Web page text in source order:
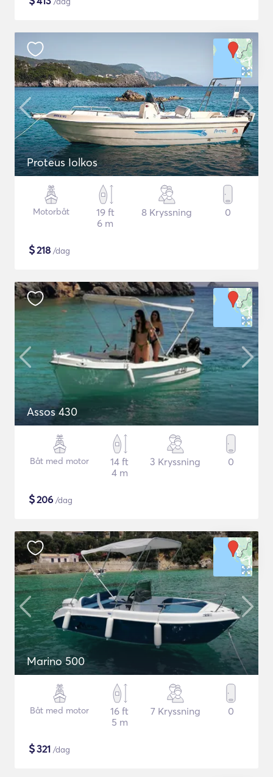
Proteus Iolkos
Motorbåt
19 ft
6 m
8 Kryssning 0
$218 /dag
Assos 430
Båt med motor
14 ft
4 m
3 Kryssning 0
$206 /dag
Marino 500
Båt med motor
16 ft
5 m
7 Kryssning 0
$321 /dag